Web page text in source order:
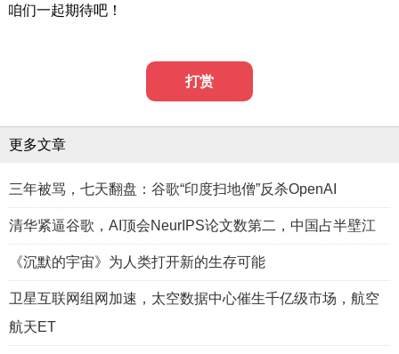
咱们一起期待吧！
打赏
更多文章
三年被骂，七天翻盘：谷歌“印度扫地僧”反杀OpenAI
清华紧逼谷歌，AI顶会NeurIPS论文数第二，中国占半壁江
《沉默的宇宙》为人类打开新的生存可能
卫星互联网组网加速，太空数据中心催生千亿级市场，航空
航天ET